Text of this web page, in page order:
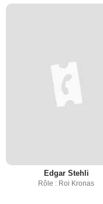
Edgar Stehli
Rôle : Roi Kronas